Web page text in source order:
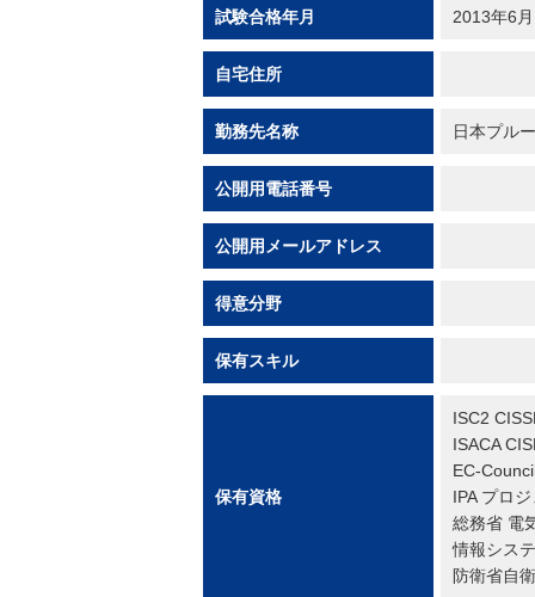
試験合格年月 2013年6月
自宅住所
勤務先名称 日本プル
公開用電話番号
公開用メールアドレス
得意分野
保有スキル
保有資格
ISC2
ISACA
EC-
IPA プロ
総務省 電
情報シス
防衛省自